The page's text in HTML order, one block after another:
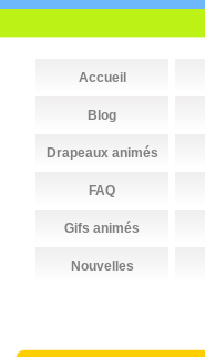
Accueil
Blog
Drapeaux animés
FAQ
Gifs animés
Nouvelles